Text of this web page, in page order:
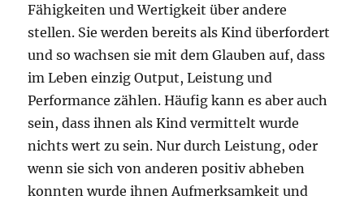
Fähigkeiten und Wertigkeit über andere
stellen. Sie werden bereits als Kind überfordert
und so wachsen sie mit dem Glauben auf, dass
im Leben einzig Output, Leistung und
Performance zählen. Häufig kann es aber auch
sein, dass ihnen als Kind vermittelt wurde
nichts wert zu sein. Nur durch Leistung, oder
wenn sie sich von anderen positiv abheben
konnten wurde ihnen Aufmerksamkeit und